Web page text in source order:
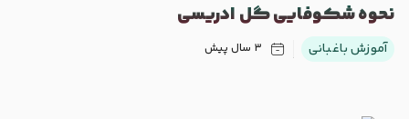
نحوه شکوفایی گل ادریسی
آموزش باغبانی 3 سال پیش